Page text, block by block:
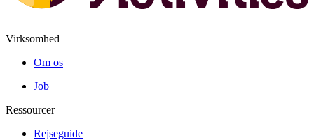
Virksomhed
Om os
Job
Ressourcer
Rejseguide